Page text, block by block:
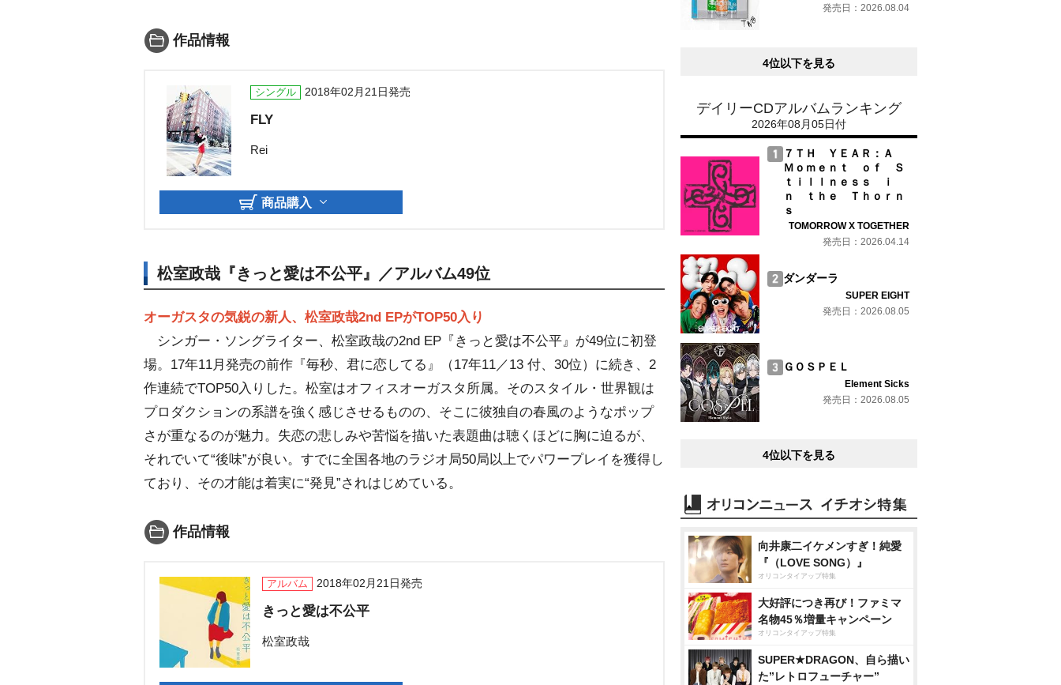
作品情報
シングル 2018年02月21日発売
FLY
Rei
商品購入
松室政哉『きっと愛は不公平』／アルバム49位
オーガスタの気鋭の新人、松室政哉2nd EPがTOP50入り
シンガー・ソングライター、松室政哉の2nd EP『きっと愛は不公平』が49位に初登
場。17年11月発売の前作『毎秒、君に恋してる』（17年11／13 付、30位）に続き、2
作連続でTOP50入りした。松室はオフィスオーガスタ所属。そのスタイル・世界観は
プロダクションの系譜を強く感じさせるものの、そこに彼独自の春風のようなポップ
さが重なるのが魅力。失恋の悲しみや苦悩を描いた表題曲は聴くほどに胸に迫るが、
それでいて“後味”が良い。すでに全国各地のラジオ局50局以上でパワープレイを獲得し
ており、その才能は着実に“発見”されはじめている。
作品情報
アルバム 2018年02月21日発売
きっと愛は不公平
松室政哉
発売日：2026.08.04
4位以下を見る
デイリーCDアルバムランキング
2026年08月05日付
７ＴＨ ＹＥＡＲ：Ａ
Ｍｏｍｅｎｔ ｏｆ Ｓ
ｔｉｌｌｎｅｓｓ ｉ
ｎ ｔｈｅ Ｔｈｏｒｎ
ｓ
TOMORROW X TOGETHER
発売日：2026.04.14
ダンダーラ
SUPER EIGHT
発売日：2026.08.05
ＧＯＳＰＥＬ
Element Sicks
発売日：2026.08.05
4位以下を見る
向井康二イケメンすぎ！純愛
『（LOVE SONG）』
オリコンタイアップ特集
大好評につき再び！ファミマ
名物45％増量キャンペーン
オリコンタイアップ特集
SUPER★DRAGON、自ら描い
た”レトロフューチャー”